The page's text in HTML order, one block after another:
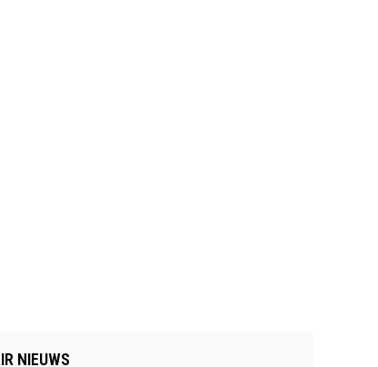
NIEUWS